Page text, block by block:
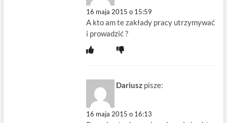
16 maja 2015 o 15:59
A kto am te zakłady pracy utrzymywać
i prowadzić ?
Dariusz pisze:
16 maja 2015 o 16:13